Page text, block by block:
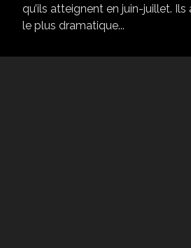
qu’ils atteignent en juin-juillet.
le plus dramatique...